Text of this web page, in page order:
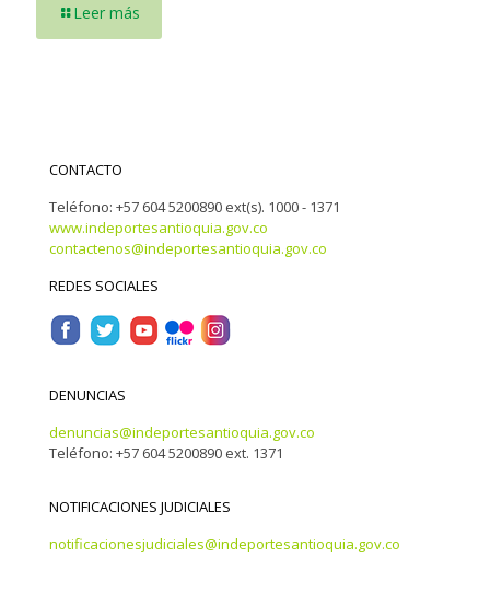
Leer más
CONTACTO
Teléfono: +57 604 5200890 ext(s). 1000 - 1371
www.indeportesantioquia.gov.co
contactenos@indeportesantioquia.gov.co
REDES SOCIALES
DENUNCIAS
denuncias@indeportesantioquia.gov.co
Teléfono: +57 604 5200890 ext. 1371
NOTIFICACIONES JUDICIALES
notificacionesjudiciales@indeportesantioquia.gov.co